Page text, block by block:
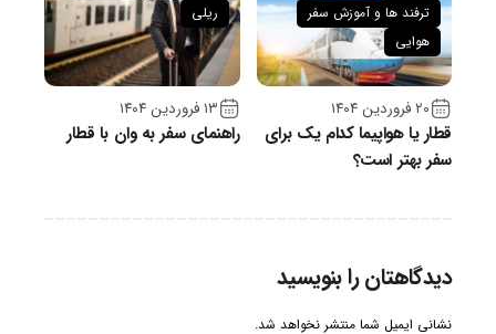
۲۰ فروردین ۱۴۰۴
قطار یا هواپیما کدام یک برای
سفر بهتر است؟
ترفند ها و آموزش سفر
هوایی
۱۳ فروردین ۱۴۰۴
راهنمای سفر به وان با قطار
ریلی
دیدگاهتان را بنویسید
نشانی ایمیل شما منتشر نخواهد شد.